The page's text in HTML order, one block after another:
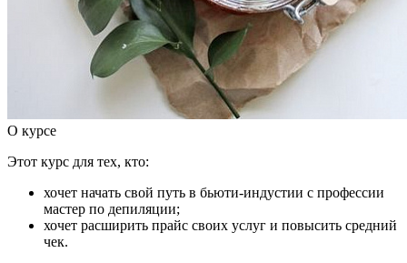
О курсе
Этот курс для тех, кто:
хочет начать свой путь в бьюти-индустии с профессии
мастер по депиляции;
хочет расширить прайс своих услуг и повысить средний
чек.